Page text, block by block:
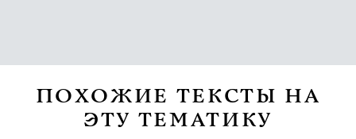
ПОХОЖИЕ ТЕКСТЫ НА
ЭТУ ТЕМАТИКУ